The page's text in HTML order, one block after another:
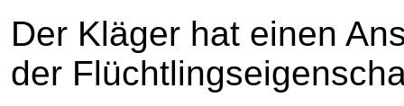
Der Kläger hat einen
der